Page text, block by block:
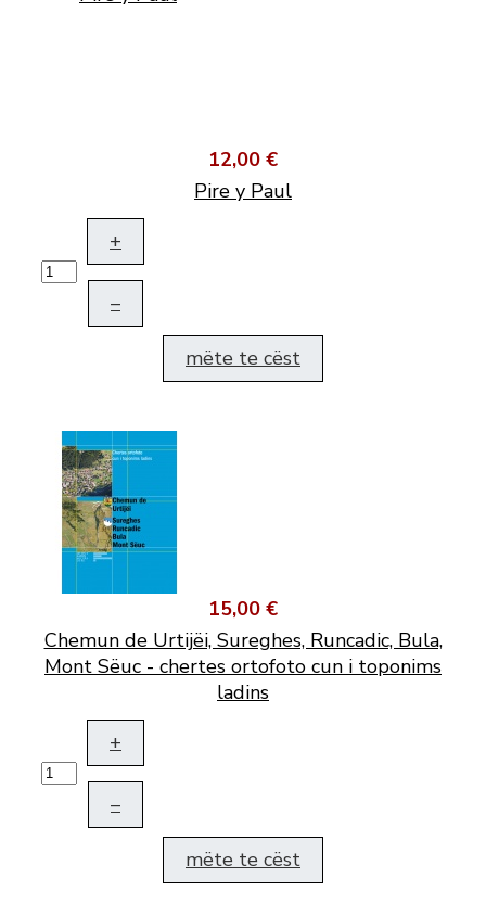
12,00 €
Pire y Paul
+
–
mëte te cëst
15,00 €
Chemun de Urtijëi, Sureghes, Runcadic, Bula,
Mont Sëuc - chertes ortofoto cun i toponims
ladins
+
–
mëte te cëst